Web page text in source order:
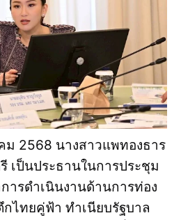
2568 นางสาวแพทองธาร
เป็นประธานในการประชุม
รดำเนินงานด้านการท่อง
ไทยคู่ฟ้า ทำเนียบรัฐบาล